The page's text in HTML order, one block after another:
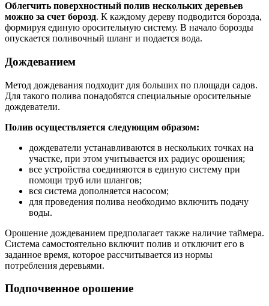
Облегчить поверхностный полив нескольких деревьев
можно за счет борозд. К каждому дереву подводится борозда,
формируя единую оросительную систему. В начало борозды
опускается поливочный шланг и подается вода.
Дождеванием
Метод дождевания подходит для больших по площади садов.
Для такого полива понадобятся специальные оросительные
дождеватели.
Полив осуществляется следующим образом:
дождеватели устанавливаются в нескольких точках на
участке, при этом учитывается их радиус орошения;
все устройства соединяются в единую систему при
помощи труб или шлангов;
вся система дополняется насосом;
для проведения полива необходимо включить подачу
воды.
Орошение дождеванием предполагает также наличие таймера.
Система самостоятельно включит полив и отключит его в
заданное время, которое рассчитывается из нормы
потребления деревьями.
Подпочвенное орошение